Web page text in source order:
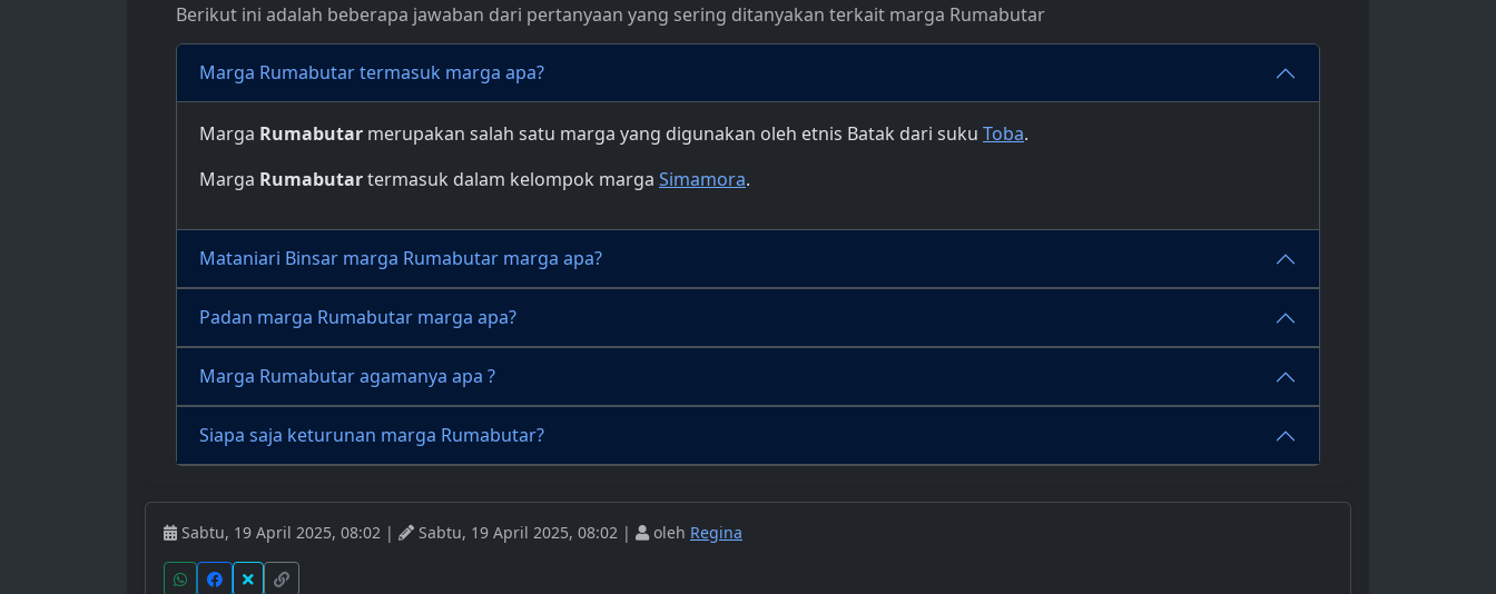
Berikut ini adalah beberapa jawaban dari pertanyaan yang sering ditanyakan terkait marga Rumabutar
Marga Rumabutar termasuk marga apa?
Marga Rumabutar merupakan salah satu marga yang digunakan oleh etnis Batak dari suku Toba.
Marga Rumabutartermasuk dalam kelompok marga Simamora.
Mataniari Binsar marga Rumabutar marga apa?
Padan marga Rumabutar marga apa?
Marga Rumabutar agamanya apa ?
Siapa saja keturunan marga Rumabutar?
Sabtu, 19 April 2025, 08:02 | Sabtu, 19 April 2025, 08:02 | oleh Regina